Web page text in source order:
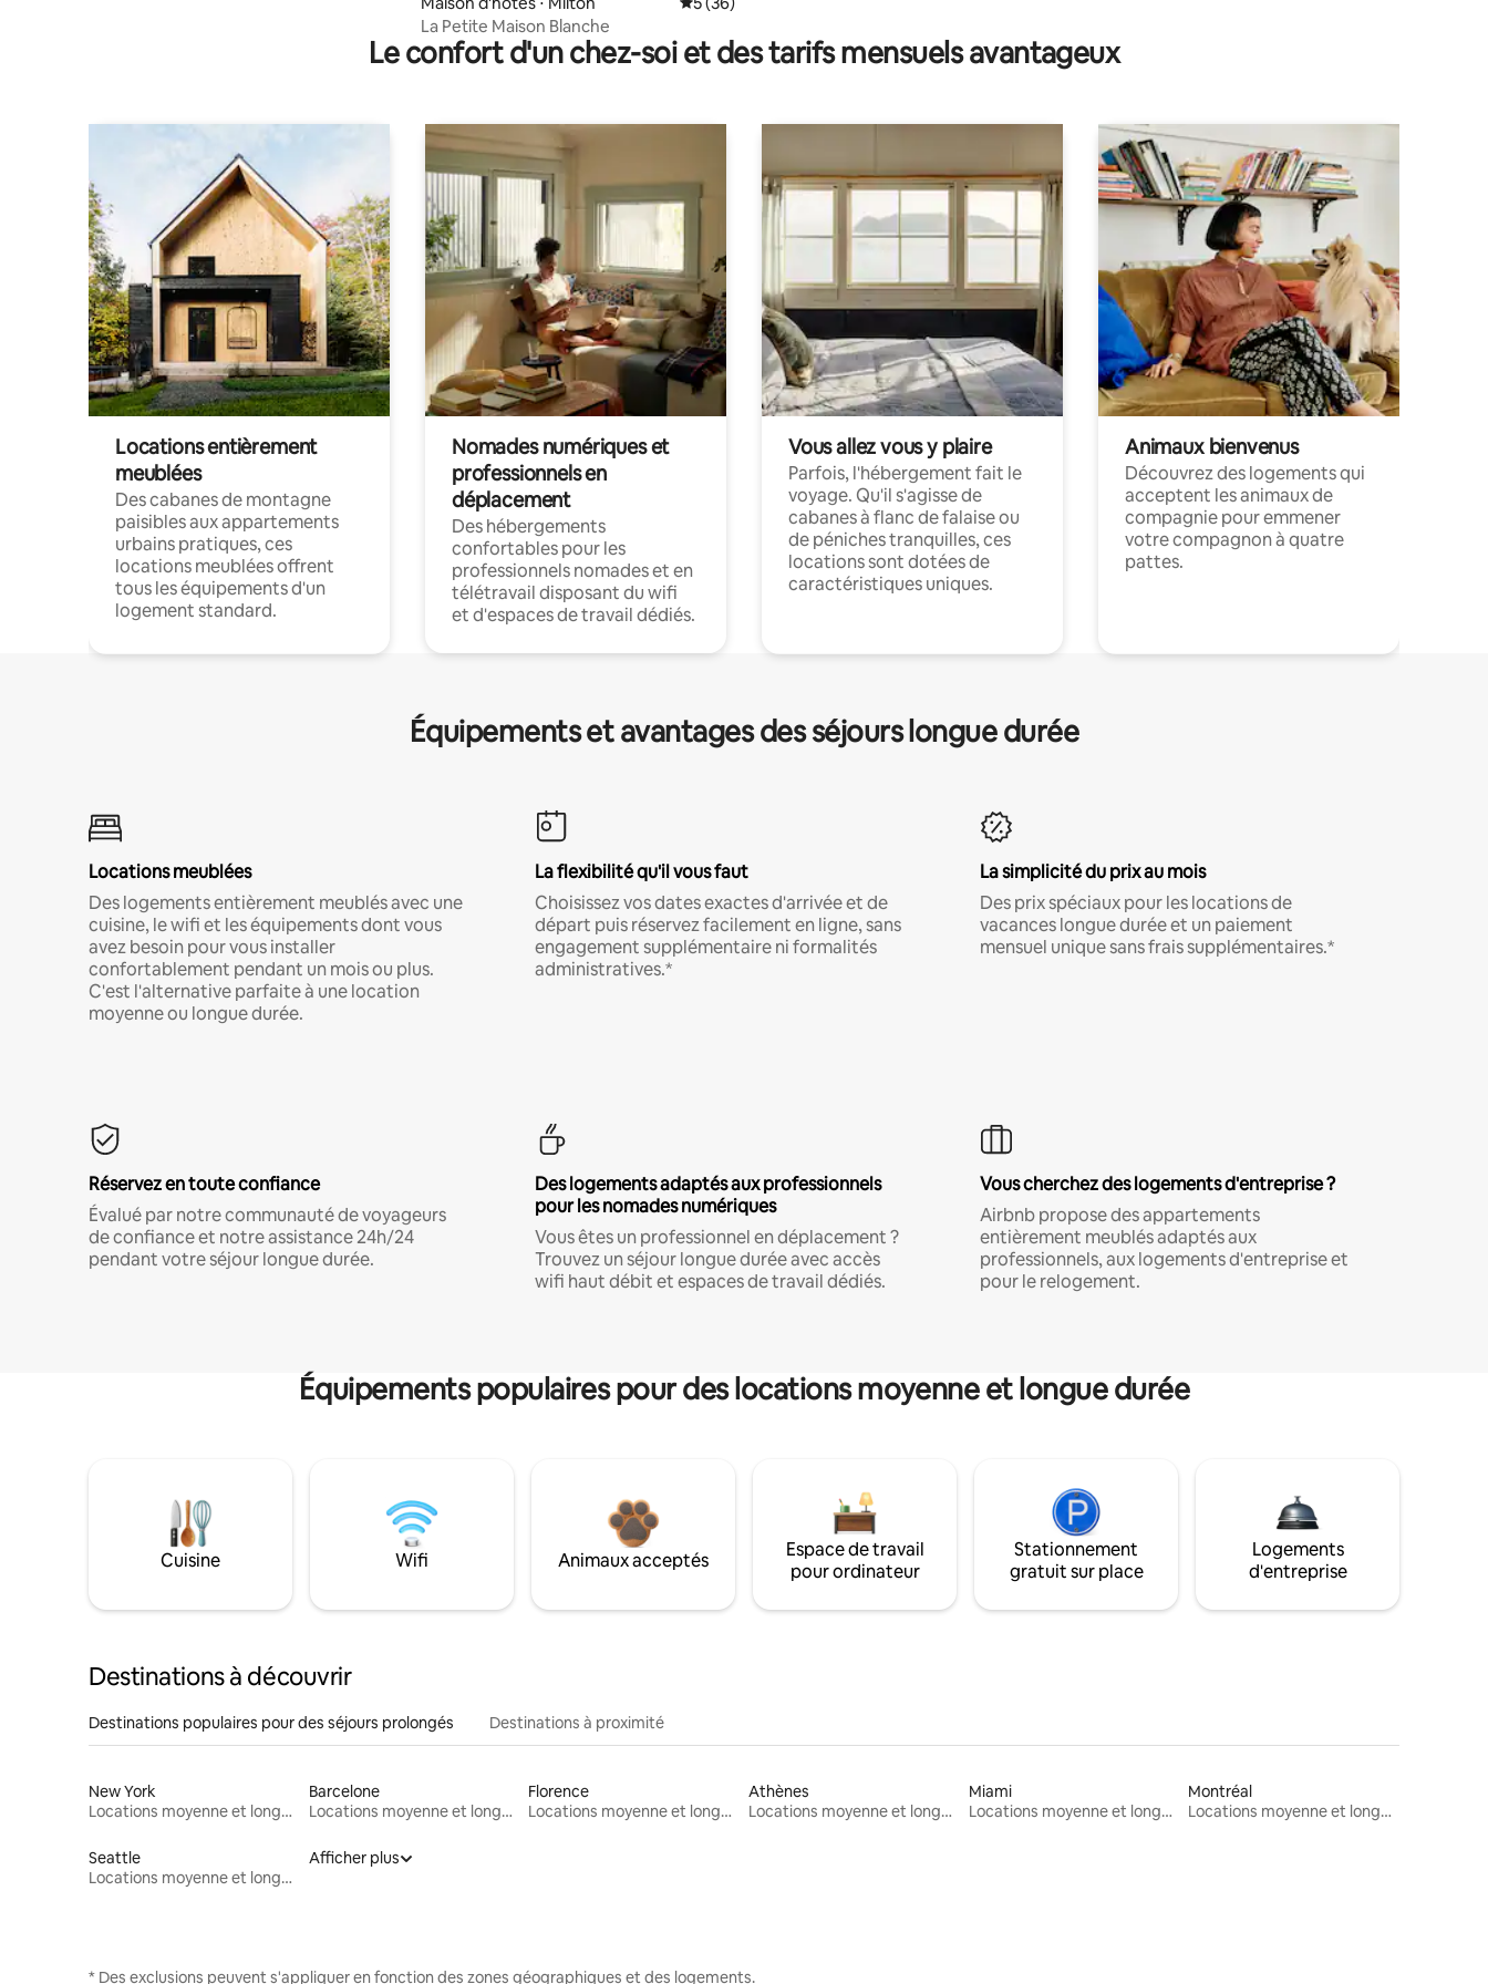
La Petite Maison Blanche
Le confort d'un chez-soi et des tarifs mensuels avantageux
Locations entièrement
meublées
Des cabanes de montagne
paisibles aux appartements
urbains pratiques, ces
locations meublées offrent
tous les équipements d'un
logement standard.
Nomades numériques et
professionnels en
déplacement
Des hébergements
confortables pour les
professionnels nomades et en
télétravail disposant du wifi
et d'espaces de travail dédiés.
Vous allez vous y plaire
Parfois, l'hébergement fait le
voyage. Qu'il s'agisse de
cabanes à flanc de falaise ou
de péniches tranquilles, ces
locations sont dotées de
caractéristiques uniques.
Animaux bienvenus
Découvrez des logements qui
acceptent les animaux de
compagnie pour emmener
votre compagnon à quatre
pattes.
Équipements et avantages des séjours longue durée
Locations meublées
Des logements entièrement meublés avec une
cuisine, le wifi et les équipements dont vous
avez besoin pour vous installer
confortablement pendant un mois ou plus.
C'est l'alternative parfaite à une location
moyenne ou longue durée.
La flexibilité qu'il vous faut
Choisissez vos dates exactes d'arrivée et de
départ puis réservez facilement en ligne, sans
engagement supplémentaire ni formalités
administratives.*
La simplicité du prix au mois
Des prix spéciaux pour les locations de
vacances longue durée et un paiement
mensuel unique sans frais supplémentaires.*
Réservez en toute confiance
Évalué par notre communauté de voyageurs
de confiance et notre assistance 24h/24
pendant votre séjour longue durée.
Des logements adaptés aux professionnels
pour les nomades numériques
Vous êtes un professionnel en déplacement ?
Trouvez un séjour longue durée avec accès
wifi haut débit et espaces de travail dédiés.
Vous cherchez des logements d'entreprise ?
Airbnb propose des appartements
entièrement meublés adaptés aux
professionnels, aux logements d'entreprise et
pour le relogement.
Équipements populaires pour des locations moyenne et longue durée
Cuisine Wifi Animaux acceptés
Espace de travail
pour ordinateur
Stationnement
gratuit sur place
Logements
d'entreprise
Destinations à découvrir
Destinations populaires pour des séjours prolongés Destinations à proximité
New York
Locations moyenne et longue durée
Barcelone
Locations moyenne et longue durée
Florence
Locations moyenne et longue durée
Athènes
Locations moyenne et longue durée
Miami
Locations moyenne et longue durée
Montréal
Locations moyenne et longue durée
Seattle
Locations moyenne et longue durée
Afficher plus
* Des exclusions peuvent s'appliquer en fonction des zones géographiques et des logements.